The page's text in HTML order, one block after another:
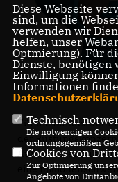
Für die Bundeswehr muss neue Munition beschafft werden,
der
Aufbau einer
eine
Diese Webseite
sind, um die
verwenden wir
helfen, unser
Optmierung). Für
Dienste,
Einwilligung
Informationen
Technisch
Die notwendigen
ordnungsgemäßen
Cookies von
Zur Optimierung
Angebote von